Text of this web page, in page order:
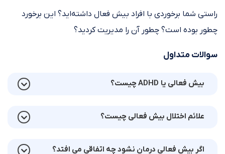
راستی شما برخوردی با افراد بیش فعال داشته‌اید؟ این برخورد
چطور بوده است؟ چطور آن را مدیریت کردید؟
سوالات متداول
بیش فعالی یا ADHD چیست؟
علائم اختلال بیش فعالی چیست؟
اگر بیش فعالی درمان نشود چه اتفاقی می افتد؟